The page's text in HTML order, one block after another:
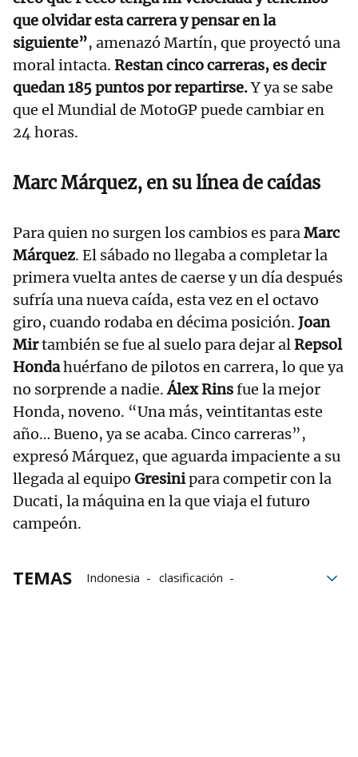
que olvidar esta carrera y pensar en la
siguiente”, amenazó Martín, que proyectó una
moral intacta. Restan cinco carreras, es decir
quedan 185 puntos por repartirse.Y ya se sabe
que el Mundial de MotoGP puede cambiar en
24 horas.
Marc Márquez, en su línea de caídas
Para quien no surgen los cambios es paraMarc
Márquez. El sábado no llegaba a completar la
primera vuelta antes de caerse y un día después
sufría una nueva caída, esta vez en el octavo
giro, cuando rodaba en décima posición. Joan
Mirtambién se fue al suelo para dejar alRepsol
Hondahuérfano de pilotos en carrera, lo que ya
no sorprende a nadie.Álex Rinsfue la mejor
Honda, noveno. “Una más, veintitantas este
año… Bueno, ya se acaba. Cinco carreras”,
expresó Márquez, que aguarda impaciente a su
llegada al equipo Gresinipara competir con la
Ducati, la máquina en la que viaja el futuro
campeón.
TEMAS Indonesia
clasificación